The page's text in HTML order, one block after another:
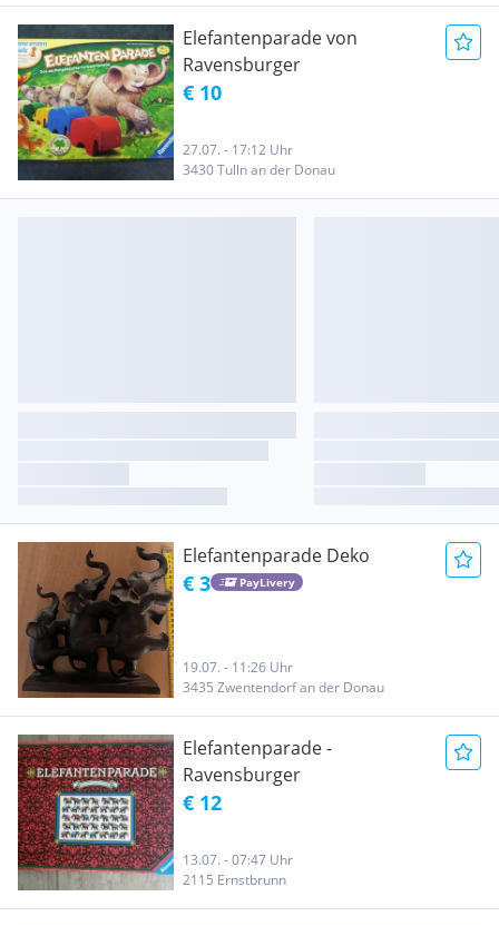
Elefantenparade von
Ravensburger
€ 10
27.07. - 17:12 Uhr
3430 Tulln an der Donau
Elefantenparade Deko
€ 3 PayLivery
19.07. - 11:26 Uhr
3435 Zwentendorf an der Donau
Elefantenparade -
Ravensburger
€ 12
13.07. - 07:47 Uhr
2115 Ernstbrunn